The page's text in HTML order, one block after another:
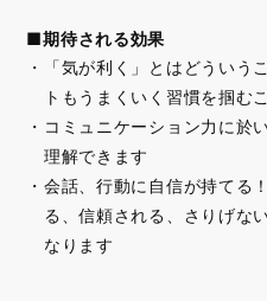
■期待される効果
「気が利く」とはどういう
トもうまくいく習慣を掴む
コミュニケーション力に於
理解できます
会話、行動に自信が持てる
る、信頼される、さりげな
なります